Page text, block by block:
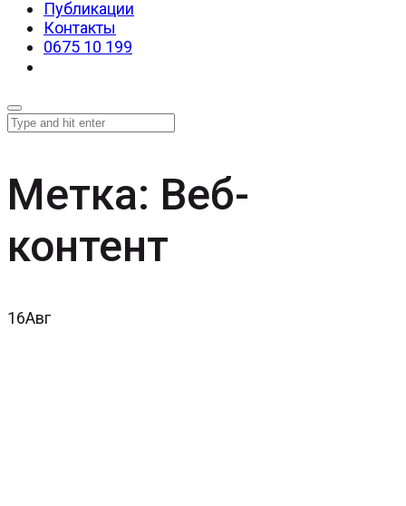
Публикации
Контакты
0675 10 199
Метка: Веб-
контент
16Авг